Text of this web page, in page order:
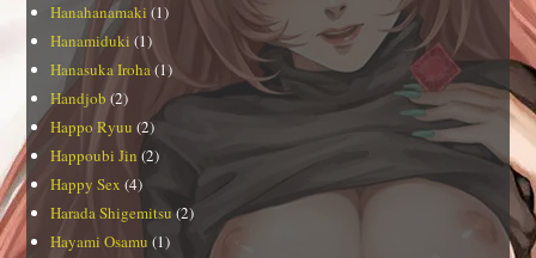
Hanahanamaki (1)
Hanamiduki (1)
Hanasuka Iroha(1)
Handjob (2)
Happo Ryuu (2)
Happoubi Jin (2)
Happy Sex (4)
Harada Shigemitsu(2)
Hayami Osamu (1)